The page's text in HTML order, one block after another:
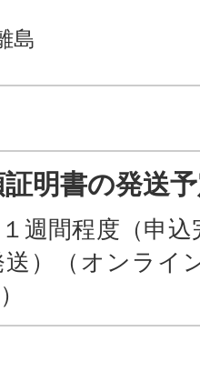
島
明書の発送
週間程度（申
）（オンライ